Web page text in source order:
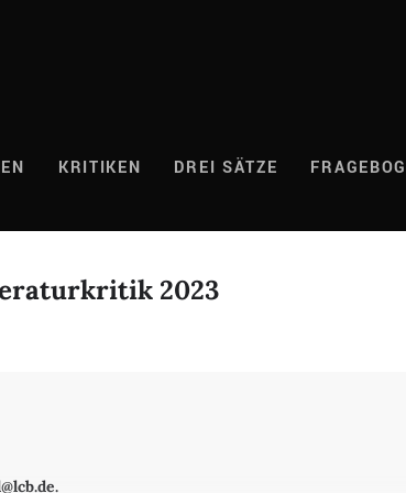
KRITIKEN DREI SÄTZE
2023